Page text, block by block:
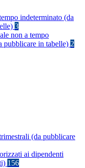
indeterminato (da
3
non a tempo
pubblicare in tabelle) 2
(da pubblicare
ai dipendenti
156